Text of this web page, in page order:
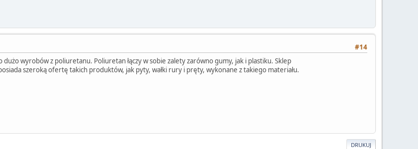
#14
wyrobów z poliuretanu. Poliuretan łączy w sobie zalety zarówno gumy, jak i plastiku. Sklep
szeroką ofertę takich produktów, jak pyty, wałki rury i pręty, wykonane z takiego materiału.
DRUKUJ